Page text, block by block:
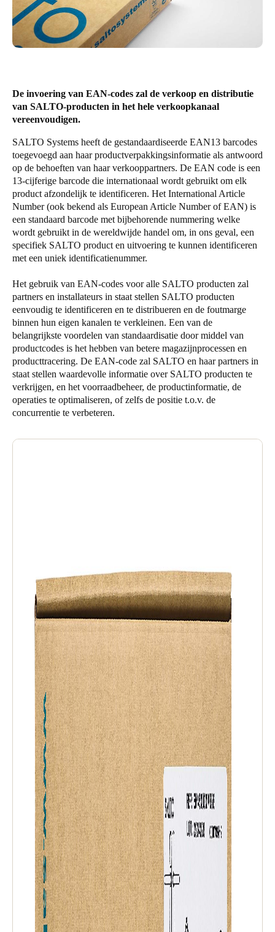
United Kingdom
English
France
Français
Netherlands
NederlandsEnglish
Belgium
Nederlands
Spain
Español
Portugal
Português
Italy
Italiano
Russian
Polski
SvenskaEnglish
Norway
English
Finland
FinnishEnglish
Sla nieuwe selectie op als standaard
De invoering van EAN-codes zal de verkoop en distributie
van SALTO-producten in het hele verkoopkanaal
vereenvoudigen.
SALTO Systems heeft de gestandaardiseerde EAN13 barcodes
toegevoegd aan haar productverpakkingsinformatie als antwoord
op de behoeften van haar verkooppartners. De EAN code is een
13-cijferige barcode die internationaal wordt gebruikt om elk
product afzondelijk te identificeren. Het International Article
Number (ook bekend als European Article Number of EAN) is
een standaard barcode met bijbehorende nummering welke
wordt gebruikt in de wereldwijde handel om, in ons geval, een
specifiek SALTO product en uitvoering te kunnen identificeren
met een uniek identificatienummer.
Het gebruik van EAN-codes voor alle SALTO producten zal
partners en installateurs in staat stellen SALTO producten
eenvoudig te identificeren en te distribueren en de foutmarge
binnen hun eigen kanalen te verkleinen. Een van de
belangrijkste voordelen van standaardisatie door middel van
productcodes is het hebben van betere magazijnprocessen en
producttracering. De EAN-code zal SALTO en haar partners in
staat stellen waardevolle informatie over SALTO producten te
verkrijgen, en het voorraadbeheer, de productinformatie, de
operaties te optimaliseren, of zelfs de positie t.o.v. de
concurrentie te verbeteren.